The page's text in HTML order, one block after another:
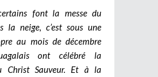
font la messe du
la neige, c’est sous une
au mois de décembre
ont célébré la
Christ Sauveur. Et à la